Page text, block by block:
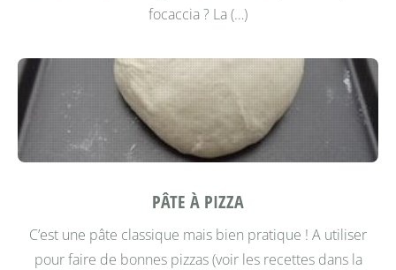
focaccia ? La (…)
PÂTE À PIZZA
C’est une pâte classique mais bien pratique ! A utiliser
pour faire de bonnes pizzas (voir les recettes dans la